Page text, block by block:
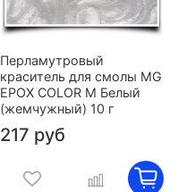
Перламутровый
краситель для смолы MG
EPOX COLOR M Белый
(жемчужный) 10 г
217 руб